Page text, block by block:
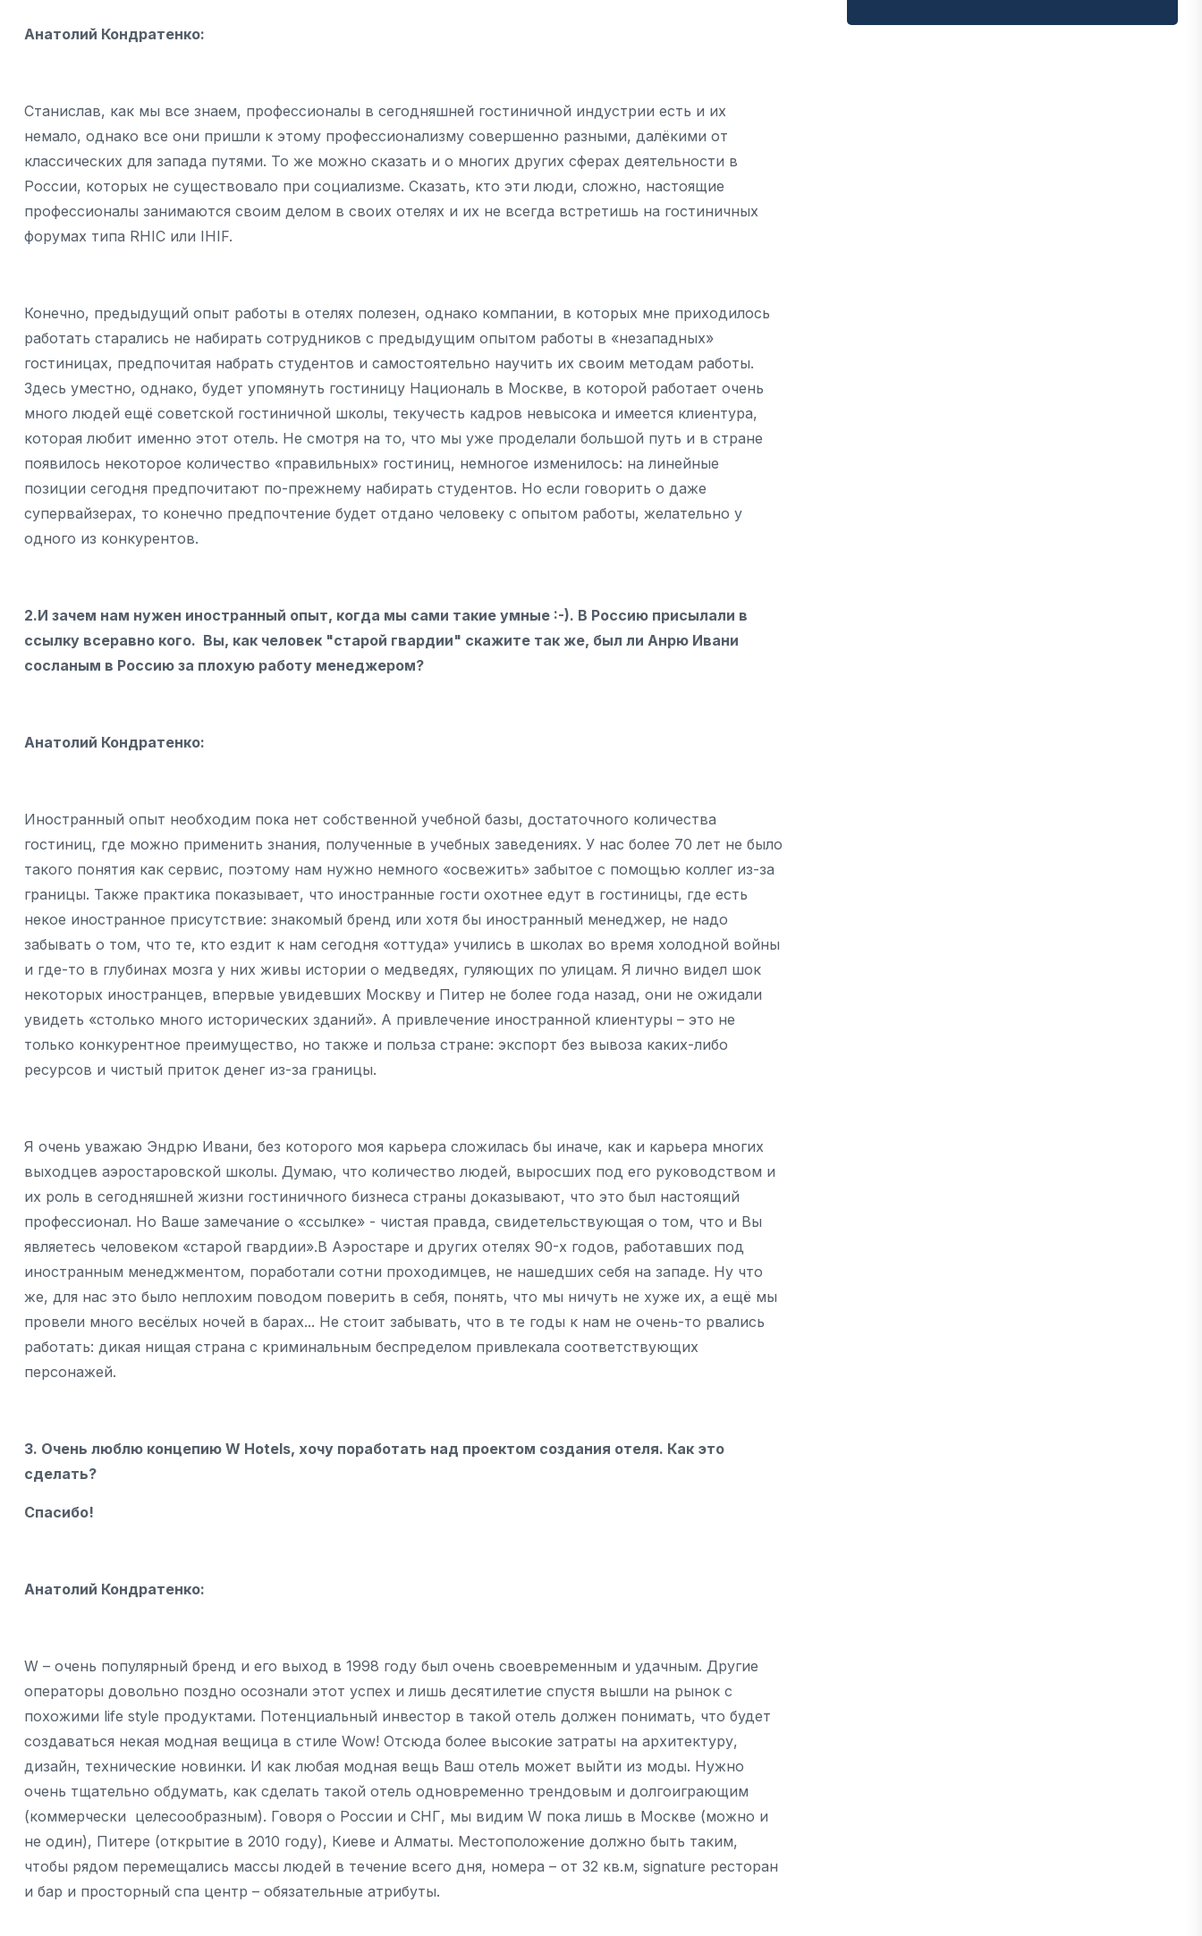
Анатолий Кондратенко:
Станислав, как мы все знаем, профессионалы в сегодняшней гостиничной индустрии есть и их
немало, однако все они пришли к этому профессионализму совершенно разными, далёкими от
классических для запада путями. То же можно сказать и о многих других сферах деятельности в
России, которых не существовало при социализме. Сказать, кто эти люди, сложно, настоящие
профессионалы занимаются своим делом в своих отелях и их не всегда встретишь на гостиничных
форумах типа RHIC или IHIF.
Конечно, предыдущий опыт работы в отелях полезен, однако компании, в которых мне приходилось
работать старались не набирать сотрудников с предыдущим опытом работы в «незападных»
гостиницах, предпочитая набрать студентов и самостоятельно научить их своим методам работы.
Здесь уместно, однако, будет упомянуть гостиницу Националь в Москве, в которой работает очень
много людей ещё советской гостиничной школы, текучесть кадров невысока и имеется клиентура,
которая любит именно этот отель. Не смотря на то, что мы уже проделали большой путь и в стране
появилось некоторое количество «правильных» гостиниц, немногое изменилось: на линейные
позиции сегодня предпочитают по-прежнему набирать студентов. Но если говорить о даже
супервайзерах, то конечно предпочтение будет отдано человеку с опытом работы, желательно у
одного из конкурентов.
2.И зачем нам нужен иностранный опыт, когда мы сами такие умные :-). В Россию присылали в
ссылку всеравно кого. Вы, как человек "старой гвардии" скажите так же, был ли Анрю Ивани
сосланым в Россию за плохую работу менеджером?
Анатолий Кондратенко:
Иностранный опыт необходим пока нет собственной учебной базы, достаточного количества
гостиниц, где можно применить знания, полученные в учебных заведениях. У нас более 70 лет не было
такого понятия как сервис, поэтому нам нужно немного «освежить» забытое с помощью коллег из-за
границы. Также практика показывает, что иностранные гости охотнее едут в гостиницы, где есть
некое иностранное присутствие: знакомый бренд или хотя бы иностранный менеджер, не надо
забывать о том, что те, кто ездит к нам сегодня «оттуда» учились в школах во время холодной войны
и где-то в глубинах мозга у них живы истории о медведях, гуляющих по улицам. Я лично видел шок
некоторых иностранцев, впервые увидевших Москву и Питер не более года назад, они не ожидали
увидеть «столько много исторических зданий». А привлечение иностранной клиентуры – это не
только конкурентное преимущество, но также и польза стране: экспорт без вывоза каких-либо
ресурсов и чистый приток денег из-за границы.
Я очень уважаю Эндрю Ивани, без которого моя карьера сложилась бы иначе, как и карьера многих
выходцев аэростаровской школы. Думаю, что количество людей, выросших под его руководством и
их роль в сегодняшней жизни гостиничного бизнеса страны доказывают, что это был настоящий
профессионал. Но Ваше замечание о «ссылке» - чистая правда, свидетельствующая о том, что и Вы
являетесь человеком «старой гвардии».В Аэростаре и других отелях 90-х годов, работавших под
иностранным менеджментом, поработали сотни проходимцев, не нашедших себя на западе. Ну что
же, для нас это было неплохим поводом поверить в себя, понять, что мы ничуть не хуже их, а ещё мы
провели много весёлых ночей в барах... Не стоит забывать, что в те годы к нам не очень-то рвались
работать: дикая нищая страна с криминальным беспределом привлекала соответствующих
персонажей.
3. Очень люблю концепию W Hotels, хочу поработать над проектом создания отеля. Как это
сделать?
Спасибо!
Анатолий Кондратенко:
W – очень популярный бренд и его выход в 1998 году был очень своевременным и удачным. Другие
операторы довольно поздно осознали этот успех и лишь десятилетие спустя вышли на рынок с
похожими life style продуктами. Потенциальный инвестор в такой отель должен понимать, что будет
создаваться некая модная вещица в стиле Wow! Отсюда более высокие затраты на архитектуру,
дизайн, технические новинки. И как любая модная вещь Ваш отель может выйти из моды. Нужно
очень тщательно обдумать, как сделать такой отель одновременно трендовым и долгоиграющим
(коммерчески целесообразным). Говоря о России и СНГ, мы видим W пока лишь в Москве (можно и
не один), Питере (открытие в 2010 году), Киеве и Алматы. Местоположение должно быть таким,
чтобы рядом перемещались массы людей в течение всего дня, номера – от 32 кв.м, signature ресторан
и бар и просторный спа центр – обязательные атрибуты.